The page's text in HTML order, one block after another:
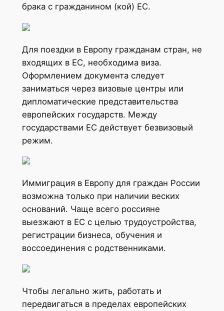
брака с гражданином (кой) ЕС.
Для поездки в Европу гражданам стран, не
входящих в ЕС, необходима виза.
Оформлением документа следует
заниматься через визовые центры или
дипломатические представительства
европейских государств. Между
государствами ЕС действует безвизовый
режим.
Иммиграция в Европу для граждан России
возможна только при наличии веских
оснований. Чаще всего россияне
выезжают в ЕС с целью трудоустройства,
регистрации бизнеса, обучения и
воссоединения с родственниками.
Чтобы легально жить, работать и
передвигаться в пределах европейских